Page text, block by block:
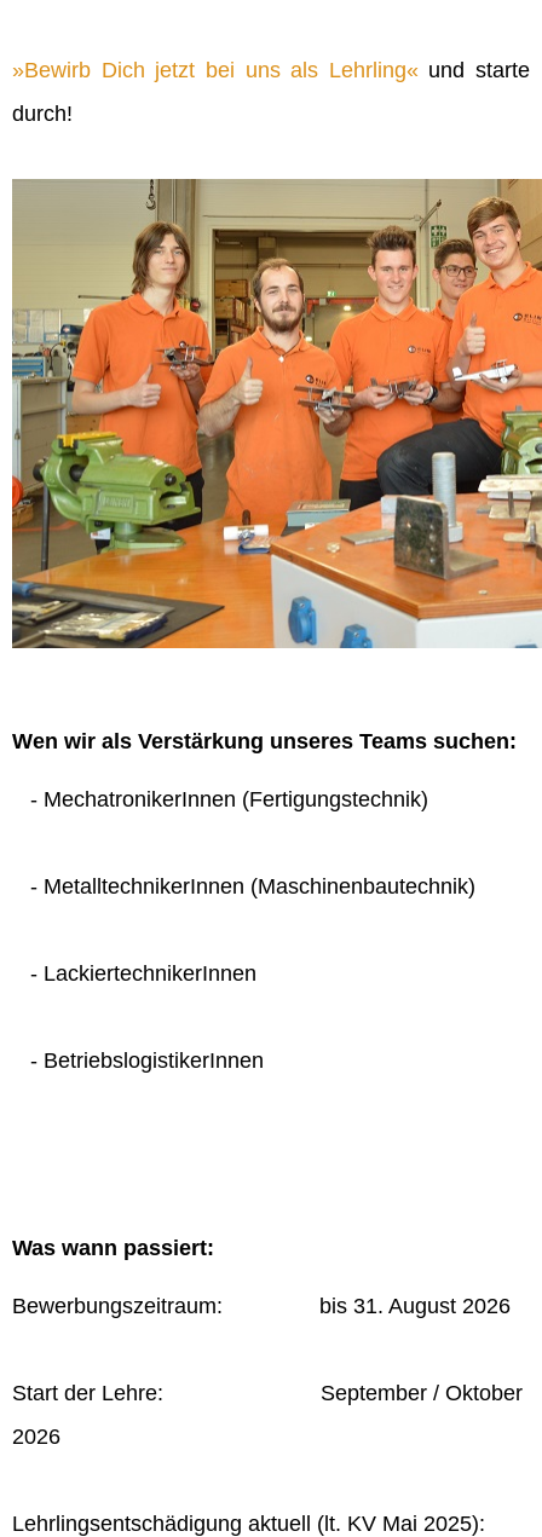
Bewirb Dich jetzt bei uns als Lehrling und starte
durch!
Wen wir als Verstärkung unseres Teams suchen:
- MechatronikerInnen (Fertigungstechnik)
- MetalltechnikerInnen (Maschinenbautechnik)
- LackiertechnikerInnen
- BetriebslogistikerInnen
Was wann passiert:
Bewerbungszeitraum: bis 31. August 2026
Start der Lehre: September / Oktober
2026
Lehrlingsentschädigung aktuell (lt. KV Mai 2025):